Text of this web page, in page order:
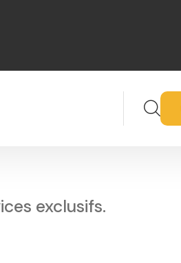
exclusifs.